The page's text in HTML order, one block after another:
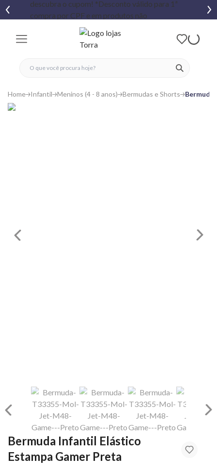
ver
fechar menu
fechar menu
favoritos
Home Infantil Meninos (4 - 8 anos) Bermudas e Shorts Bermuda
Bermuda Infantil Elástico
Estampa Gamer Preta